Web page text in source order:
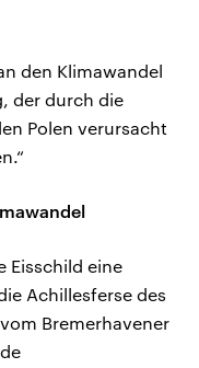
den Klimawandel
der durch die
Polen verursacht
Eisschild eine
Achillesferse des
Bremerhavener